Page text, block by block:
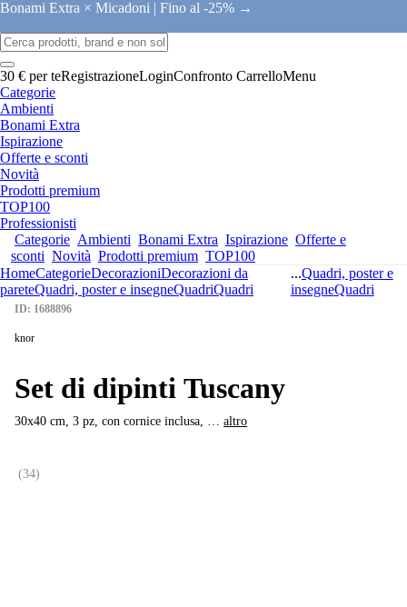
Bonami Extra × Micadoni | Fino al -25% →
30 € per teRegistrazioneLoginConfronto CarrelloMenu
Categorie
Ambienti
Bonami Extra
Ispirazione
Offerte e sconti
Novità
Prodotti premium
TOP100
Professionisti
Categorie Ambienti Bonami Extra Ispirazione Offerte e
sconti Novità Prodotti premium TOP100
HomeCategorieDecorazioniDecorazioni da
pareteQuadri, poster e insegneQuadriQuadri
...Quadri, poster e
insegneQuadri
ID: 1688896
knor
Set di dipinti Tuscany
30x40 cm, 3 pz, con cornice inclusa, … altro
(34)